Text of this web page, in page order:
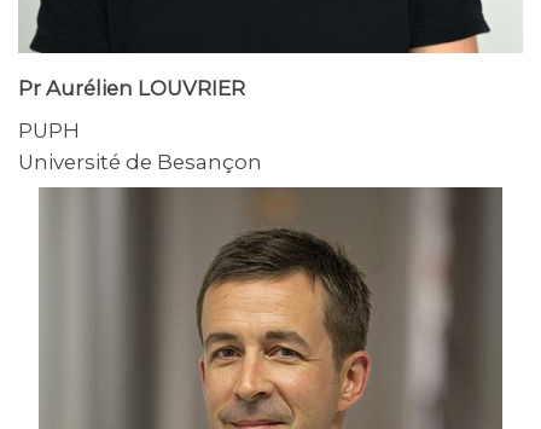
Pr Aurélien LOUVRIER
PUPH
Université de Besançon